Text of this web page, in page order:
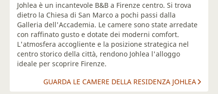
Johlea è un incantevole B&B a Firenze centro. Si trova
dietro la Chiesa di San Marco a pochi passi dalla
Galleria dell'Accademia. Le camere sono state arredate
con raffinato gusto e dotate dei moderni comfort.
L'atmosfera accogliente e la posizione strategica nel
centro storico della città, rendono Johlea l'alloggo
ideale per scoprire Firenze.
GUARDA LE CAMERE DELLA RESIDENZA JOHLEA